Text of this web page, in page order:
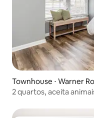
Townhouse ⋅ Warner
2 quartos, aceita